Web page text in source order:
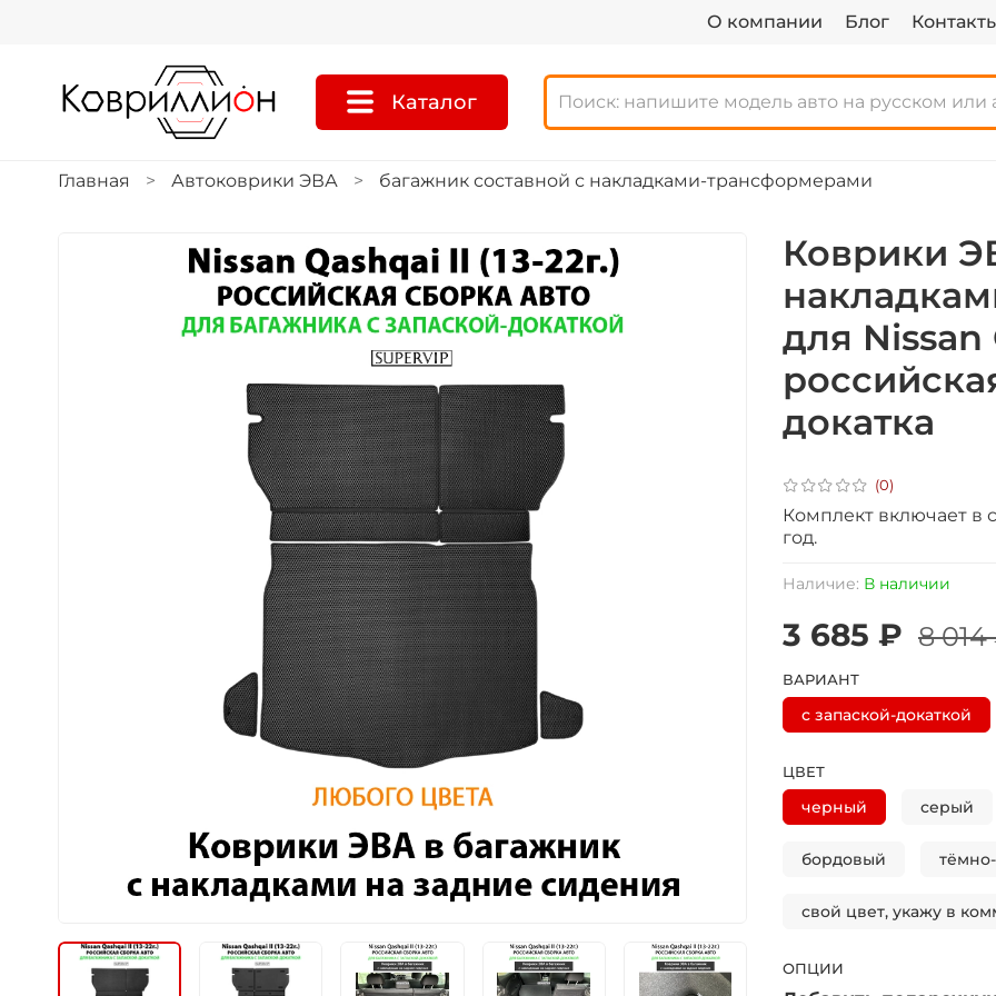
О компании Блог
Каталог
Главная Автоковрики ЭВА багажник составной с накладками-трансформерами
(0)
Наличие: В наличии
Коврики
для Nissan
докатка
3 685 ₽ 8 014
ВАРИАНТ
с запаской-докаткой
ЦВЕТ
черный серый
бордовый
свой цвет, укажу в
ОПЦИИ
Комплект включает в
год.